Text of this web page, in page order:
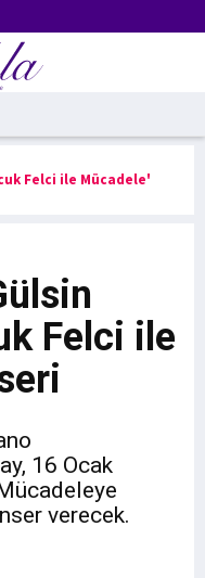
Felci ile Mücadele'
Felci ile
16 Ocak
verecek.